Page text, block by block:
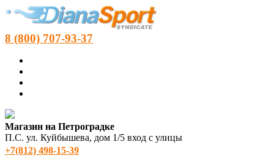
8 (800) 707-93-37
Магазин на Петроградке
П.С. ул. Куйбышева, дом 1/5 вход с улицы
+7(812) 498‑15-39